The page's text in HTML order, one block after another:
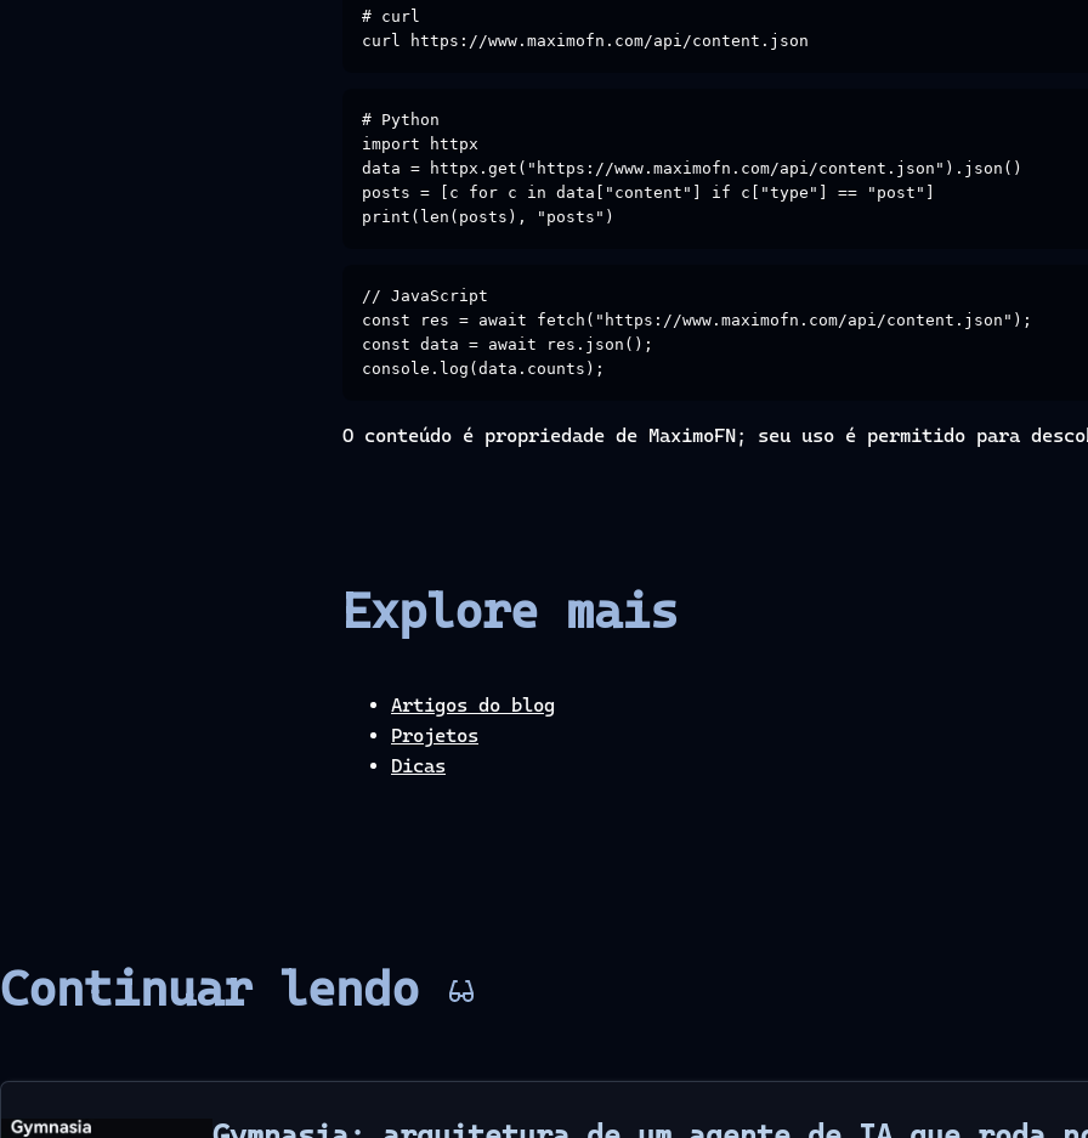
# curl
curl https://www.maximofn.com/api/content.json
# Python
import httpx
data = httpx.get("https://www.maximofn.com/api/content.json").json()
posts = [c for c in data["content"] if c["type"] == "post"]
print(len(posts), "posts")
// JavaScript
const res = await fetch("https://www.maximofn.com/api/content.json");
const data = await res.json();
console.log(data.counts);
O conteúdo é propriedade de MaximoFN; seu uso é permitido para
Explore mais
Artigos do blog
Projetos
Dicas
Continuar lendo